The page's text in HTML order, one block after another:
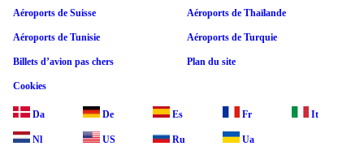
Aéroports de Suisse Aéroports de Thaïlande
Aéroports de Tunisie Aéroports de Turquie
Billets d’avion pas chers Plan du site
Cookies
Da De Es Fr It
Nl US Ru Ua